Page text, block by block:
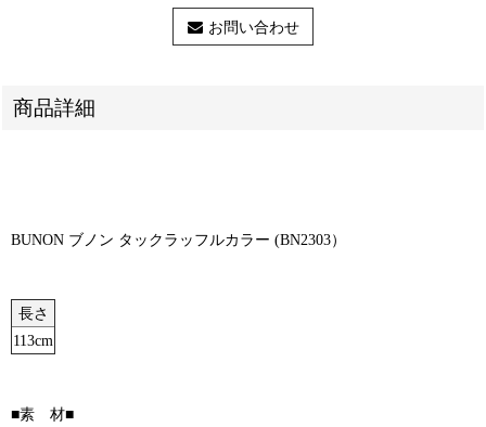
お問い合わせ
商品詳細
BUNON ブノン タックラッフルカラー (BN2303）
長さ
113cm
■素 材■